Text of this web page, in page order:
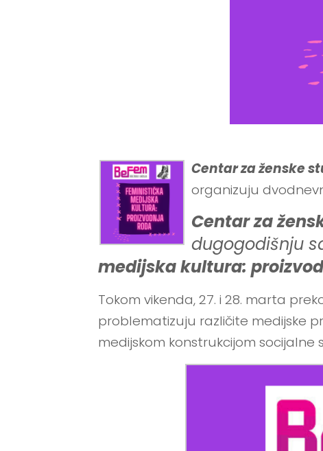
Centar za ženske
organizuju
Centar za
dugogodišnju
medijska kultura:
Tokom vikenda, 27. i 28. marta
problematizuju različite medijske
medijskom konstrukcijom socijalne